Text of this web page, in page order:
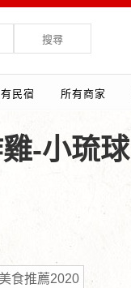
搜尋
民宿 所有商家
-小琉球
食推薦2020